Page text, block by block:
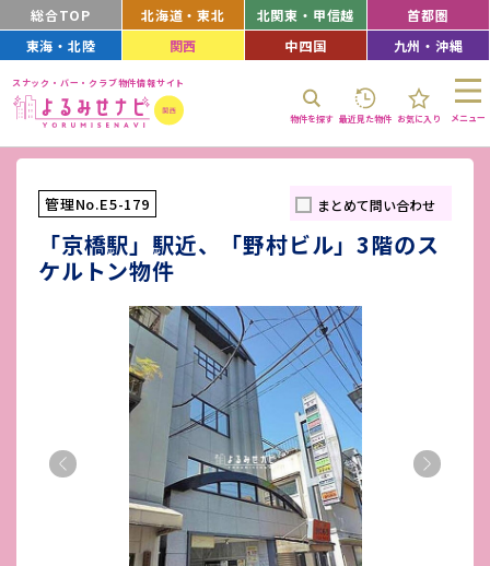
総合TOP 北海道・東北 北関東・甲信越
首都圏
東海・北陸
関西 中四国 九州・沖縄
スナック・バー・クラブ物件情報サイト
物件を探す 最近見た物件 お気に入り メニュー
管理No.E5-179 まとめて問い合わせ
「京橋駅」駅近、「野村ビル」3階のス
ケルトン物件